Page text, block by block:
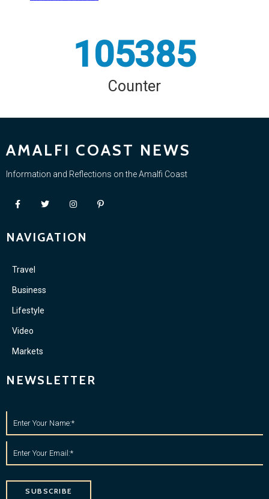
105385
Counter
AMALFI COAST NEWS
Information and Reflections on the Amalfi Coast
NAVIGATION
Travel
Business
Lifestyle
Video
Markets
NEWSLETTER
SUBSCRIBE